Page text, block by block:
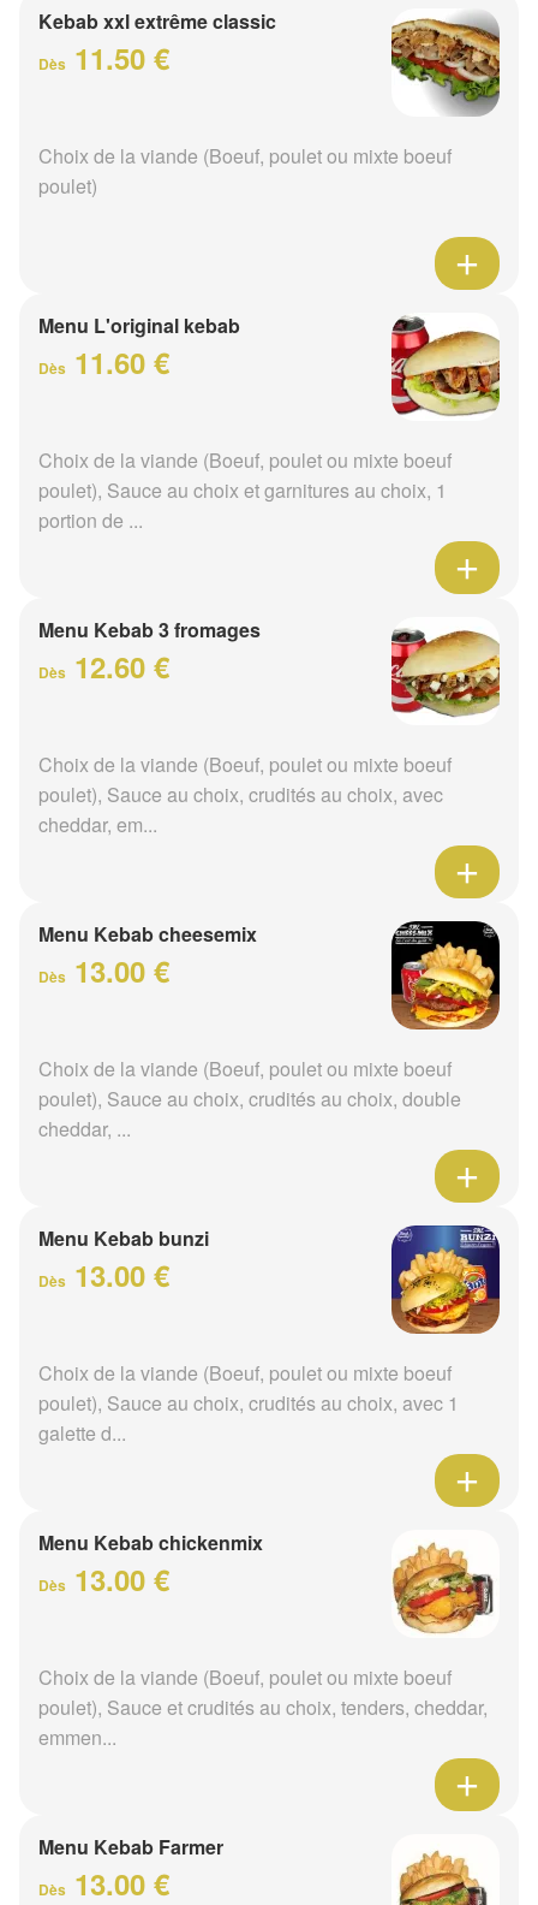
Kebab xxl extrême classic
Dès 11.50 €
Choix de la viande (Boeuf, poulet ou mixte boeuf
poulet)
Menu L'original kebab
Dès 11.60 €
Choix de la viande (Boeuf, poulet ou mixte boeuf
poulet), Sauce au choix et garnitures au choix, 1
portion de ...
Menu Kebab 3 fromages
Dès 12.60 €
Choix de la viande (Boeuf, poulet ou mixte boeuf
poulet), Sauce au choix, crudités au choix, avec
cheddar, em...
Menu Kebab cheesemix
Dès 13.00 €
Choix de la viande (Boeuf, poulet ou mixte boeuf
poulet), Sauce au choix, crudités au choix, double
cheddar, ...
Menu Kebab bunzi
Dès 13.00 €
Choix de la viande (Boeuf, poulet ou mixte boeuf
poulet), Sauce au choix, crudités au choix, avec 1
galette d...
Menu Kebab chickenmix
Dès 13.00 €
Choix de la viande (Boeuf, poulet ou mixte boeuf
poulet), Sauce et crudités au choix, tenders, cheddar,
emmen...
Menu Kebab Farmer
Dès 13.00 €